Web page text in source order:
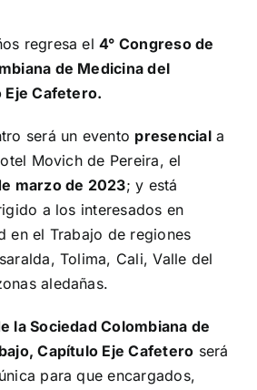
regresa el4° Congreso de
de Medicina del
Eje Cafetero.
será un evento presenciala
Movich de Pereira, el
marzo de 2023; y está
a los interesados en
en el Trabajo de regiones
Tolima, Cali, Valle del
aledañas.
la Sociedad Colombiana de
Capítulo Eje Cafetero será
para que encargados,